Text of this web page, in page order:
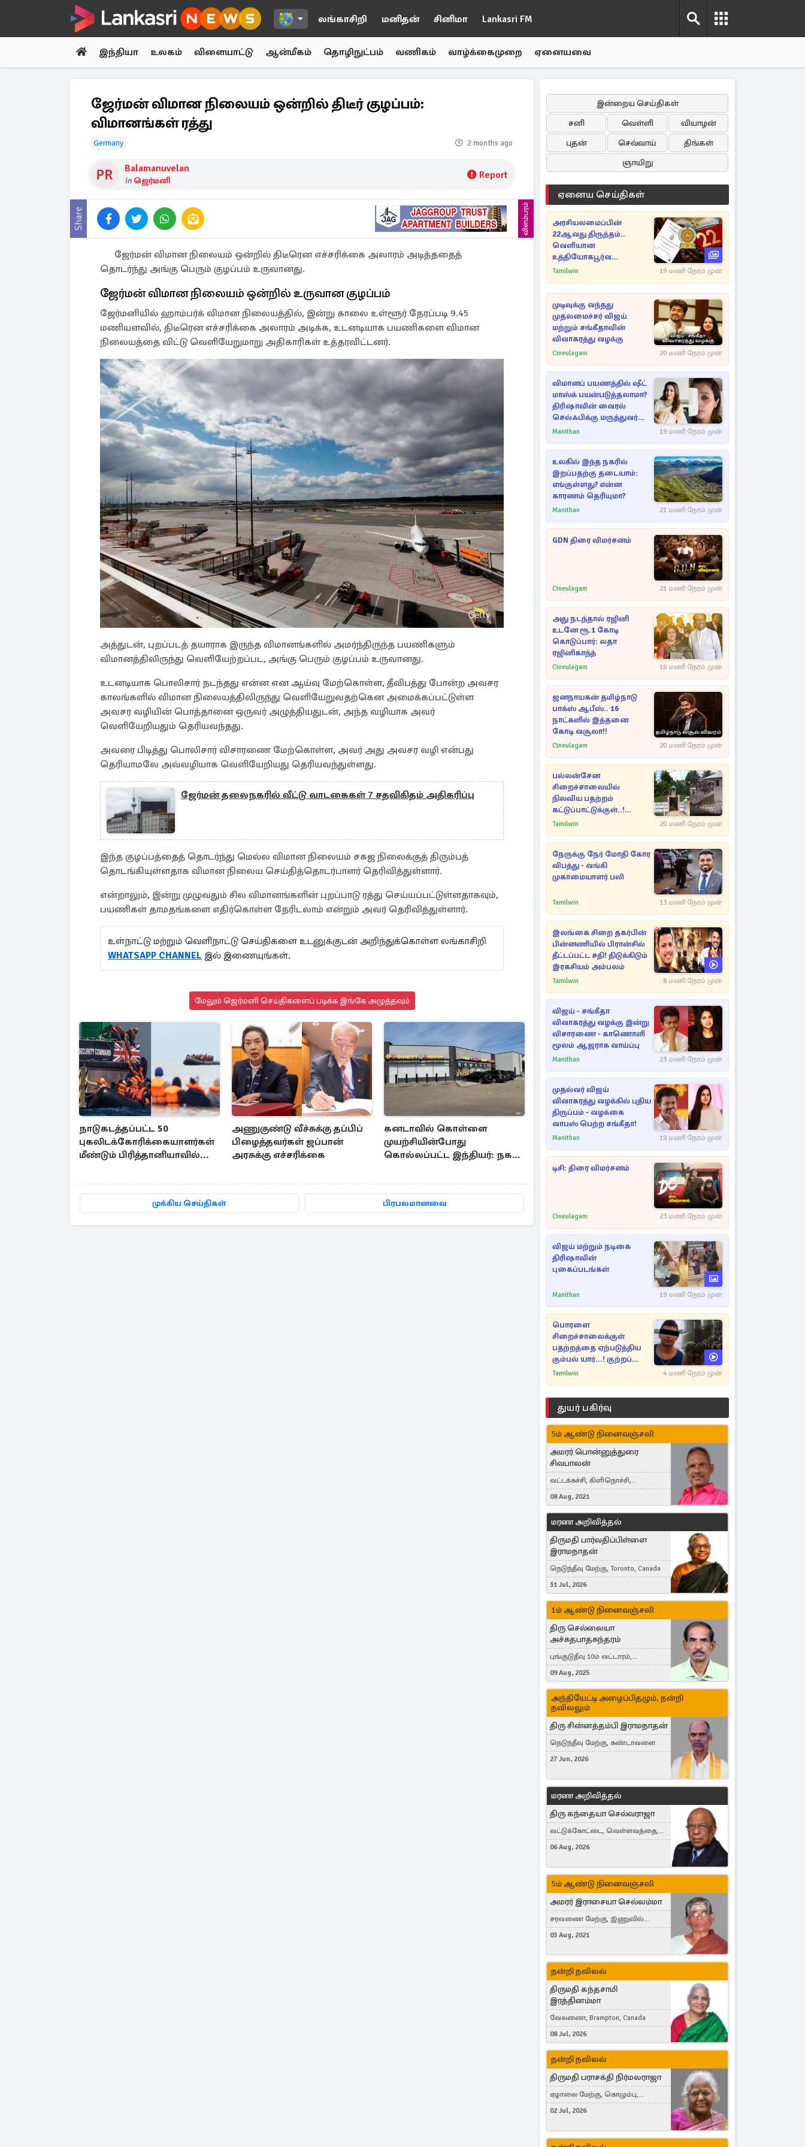
லங்காசிறி மனிதன் சினிமா Lankasri FM
இந்தியா உலகம் விளையாட்டு ஆன்மீகம் தொழிநுட்பம் வணிகம் வாழ்க்கைமுறை ஏனையவை
ஜேர்மன் விமான நிலையம் ஒன்றில் திடீர் குழப்பம்:
விமானங்கள் ரத்து
Germany 2 months ago
Balamanuvelan
in ஜெர்மனி Report
Share விளம்பரம்
ஜேர்மன் விமான நிலையம் ஒன்றில் திடீரென எச்சரிக்கை அலாரம் அடித்ததைத்
தொடர்ந்து அங்கு பெரும் குழப்பம் உருவானது.
ஜேர்மன் விமான நிலையம் ஒன்றில் உருவான குழப்பம்
ஜேர்மனியில் ஹாம்பர்க் விமான நிலையத்தில், இன்று காலை உள்ளூர் நேரப்படி 9.45
மணியளவில், திடீரென எச்சரிக்கை அலாரம் அடிக்க, உடனடியாக பயணிகளை விமான
நிலையத்தை விட்டு வெளியேறுமாறு அதிகாரிகள் உத்தரவிட்டனர்.
அத்துடன், புறப்படத் தயாராக இருந்த விமானங்களில் அமர்ந்திருந்த பயணிகளும்
விமானத்திலிருந்து வெளியேற்றப்பட, அங்கு பெரும் குழப்பம் உருவானது.
உடனடியாக பொலிசார் நடந்தது என்ன என ஆய்வு மேற்கொள்ள, தீவிபத்து போன்ற அவசர
காலங்களில் விமான நிலையத்திலிருந்து வெளியேறுவதற்கென அமைக்கப்பட்டுள்ள
அவசர வழியின் பொத்தானை ஒருவர் அழுத்தியதுடன், அந்த வழியாக அவர்
வெளியேறியதும் தெரியவந்தது.
அவரை பிடித்து பொலிசார் விசாரணை மேற்கொள்ள, அவர் அது அவசர வழி என்பது
தெரியாமலே அவ்வழியாக வெளியேறியது தெரியவந்துள்ளது.
ஜேர்மன் தலைநகரில் வீட்டு வாடகைகள் 7 சதவிகிதம் அதிகரிப்பு
இந்த குழப்பத்தைத் தொடர்ந்து மெல்ல விமான நிலையம் சகஜ நிலைக்குத் திரும்பத்
தொடங்கியுள்ளதாக விமான நிலைய செய்தித்தொடர்பாளர் தெரிவித்துள்ளார்.
என்றாலும், இன்று முழுவதும் சில விமானங்களின் புறப்பாடு ரத்து செய்யப்பட்டுள்ளதாகவும்,
பயணிகள் தாமதங்களை எதிர்கொள்ள நேரிடலாம் என்றும் அவர் தெரிவித்துள்ளார்.
உள்நாட்டு மற்றும் வெளிநாட்டு செய்திகளை உடனுக்குடன் அறிந்துக்கொள்ள லங்காசிறி
WHATSAPP CHANNEL இல் இணையுங்கள்.
மேலும் ஜெர்மனி செய்திகளைப் படிக்க இங்கே அழுத்தவும்
நாடுகடத்தப்பட்ட 50
புகலிடக்கோரிக்கையாளர்கள்
மீண்டும் பிரித்தானியாவில்...
அணுகுண்டு வீச்சுக்கு தப்பிப்
பிழைத்தவர்கள் ஜப்பான்
அரசுக்கு எச்சரிக்கை
கனடாவில் கொள்ளை
முயற்சியின்போது
கொல்லப்பட்ட இந்தியர்: நகர
முக்கிய செய்திகள் பிரபலமானவை
இன்றைய செய்திகள்
சனி
வெள்ளி
வியாழன்
புதன்
செவ்வாய்
திங்கள்
ஞாயிறு
ஏனைய செய்திகள்
அரசியலமைப்பின்
22ஆவது திருத்தம்..
வெளியான
உத்தியோகபூர்வ
அறிவிப்பு!
Tamilwin 19 மணி நேரம் முன்
முடிவுக்கு வந்தது
முதலமைச்சர் விஜய்
மற்றும் சங்கீதாவின்
விவாகரத்து வழக்கு
Cineulagam 20 மணி நேரம் முன்
விமானப் பயணத்தில் ஷீட்
மாஸ்க் பயன்படுத்தலாமா?
திரிஷாவின் வைரல்
செல்ஃபிக்கு மருத்துவர்
விளக்கம்
Manithan 19 மணி நேரம் முன்
உலகில் இந்த நகரில்
இறப்பதற்கு தடையாம்:
எங்குள்ளது? என்ன
காரணம் தெரியுமா?
Manithan 21 மணி நேரம் முன்
GDN திரை விமர்சனம்
Cineulagam 21 மணி நேரம் முன்
அது நடந்தால் ரஜினி
உடனே ரூ.1 கோடி
கொடுப்பார்: லதா
ரஜினிகாந்த்
Cineulagam 16 மணி நேரம் முன்
ஜனநாயகன் தமிழ்நாடு
பாக்ஸ் ஆபீஸ்.. 16
நாட்களில் இத்தனை
கோடி வசூலா!!
Cineulagam 20 மணி நேரம் முன்
பல்லன்சேன
சிறைச்சாலையில்
நிலவிய பதற்றம்
கட்டுப்பாட்டுக்குள்..!
அதிரடியாக களமிறங்கிய
Tamilwin 20 மணி நேரம் முன்
நேருக்கு நேர் மோதி கோர
விபத்து - வங்கி
முகாமையாளர் பலி
Tamilwin 13 மணி நேரம் முன்
இலங்கை சிறை தகர்பின்
பின்னணியில் பிரான்சில்
தீட்டப்பட்ட சதி! திடுக்கிடும்
இரகசியம் அம்பலம்
Tamilwin 8 மணி நேரம் முன்
விஜய் - சங்கீதா
விவாகரத்து வழக்கு இன்று
விசாரணை - காணொளி
மூலம் ஆஜராக வாய்ப்பு
Manithan 23 மணி நேரம் முன்
முதல்வர் விஜய்
விவாகரத்து வழக்கில் புதிய
திருப்பம் - வழக்கை
வாபஸ் பெற்ற சங்கீதா!
Manithan 19 மணி நேரம் முன்
டிசி: திரை விமர்சனம்
Cineulagam 23 மணி நேரம் முன்
விஜய் மற்றும் நடிகை
திரிஷாவின்
புகைப்படங்கள்
Manithan 19 மணி நேரம் முன்
பொரளை
சிறைச்சாலைக்குள்
பதற்றத்தை ஏற்படுத்திய
கும்பல் யார்...! குற்றப்
பின்னணி தொடர்பில்
Tamilwin 4 மணி நேரம் முன்
துயர் பகிர்வு
5ம் ஆண்டு நினைவஞ்சலி
அமரர் பொன்னுத்துரை
சிவபாலன்
வட்டக்கச்சி, கிளிநொச்சி,
வட்டக்கச்சி இராமநாதபுரம்
08 Aug, 2021
மரண அறிவித்தல்
திருமதி பார்வதிப்பிள்ளை
இராமநாதன்
நெடுந்தீவு மேற்கு, Toronto, Canada
31 Jul, 2026
1ம் ஆண்டு நினைவஞ்சலி
திரு செல்லையா
அச்சுதபாதசுந்தரம்
புங்குடுதீவு 10ம் வட்டாரம்,
கொள்ளுப்பிட்டி
09 Aug, 2025
அந்தியேட்டி அழைப்பிதழும், நன்றி
நவிலலும்
திரு சின்னத்தம்பி இராமநாதன்
நெடுந்தீவு மேற்கு, கண்டாவளை
27 Jun, 2026
மரண அறிவித்தல்
திரு கந்தையா செல்வராஜா
வட்டுக்கோட்டை, வெள்ளவத்தை,
Toronto, Canada
06 Aug, 2026
5ம் ஆண்டு நினைவஞ்சலி
அமரர் இராசையா செல்லம்மா
சரவணை மேற்கு, இணுவில்
கிழக்கு
03 Aug, 2021
நன்றி நவிலல்
திருமதி கந்தசாமி
இரத்தினம்மா
வேலணை, Brampton, Canada
08 Jul, 2026
நன்றி நவிலல்
திருமதி பராசக்தி நிர்மலராஜா
ஏழாலை மேற்கு, கொழும்பு,
தங்காலை, London, United Kingdom
02 Jul, 2026